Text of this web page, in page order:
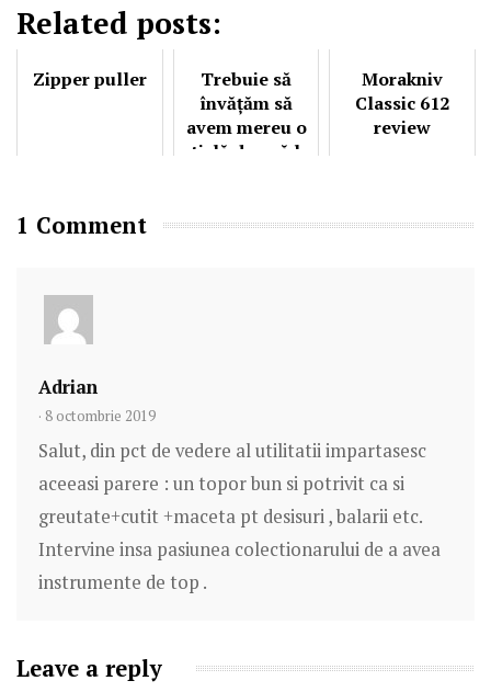
Related posts:
Zipper puller
Trebuie să
învățăm să
avem mereu o
sticlă de apă la
Morakniv
Classic 612
review
1 Comment
Adrian
· 8 octombrie 2019
Salut, din pct de vedere al utilitatii impartasesc
aceeasi parere : un topor bun si potrivit ca si
greutate+cutit +maceta pt desisuri , balarii etc.
Intervine insa pasiunea colectionarului de a avea
instrumente de top .
Leave a reply